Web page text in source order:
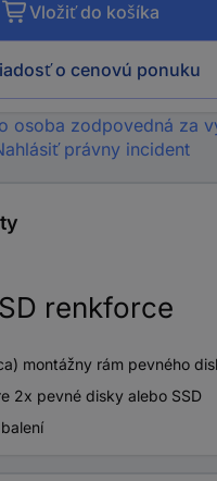
Vložiť do košíka
o cenovú ponuku
osoba zodpovedná za
právny incident
renkforce
montážny rám pevného
2x pevné disky alebo SSD